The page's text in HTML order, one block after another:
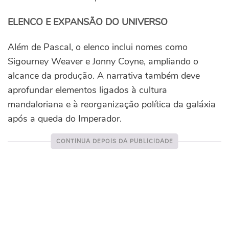
ELENCO E EXPANSÃO DO UNIVERSO
Além de Pascal, o elenco inclui nomes como
Sigourney Weaver e Jonny Coyne, ampliando o
alcance da produção. A narrativa também deve
aprofundar elementos ligados à cultura
mandaloriana e à reorganização política da galáxia
após a queda do Imperador.